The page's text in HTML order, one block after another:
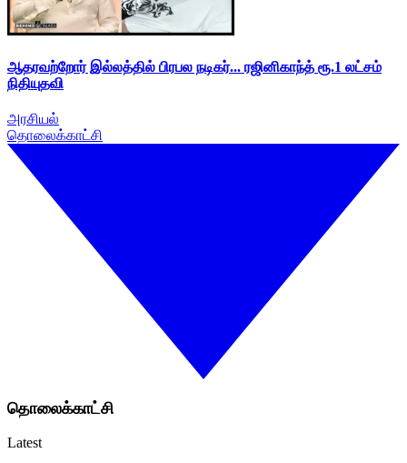
ஆதரவற்றோர் இல்லத்தில் பிரபல நடிகர்... ரஜினிகாந்த் ரூ.1 லட்சம்
நிதியுதவி
அரசியல்
தொலைக்காட்சி
தொலைக்காட்சி
Latest